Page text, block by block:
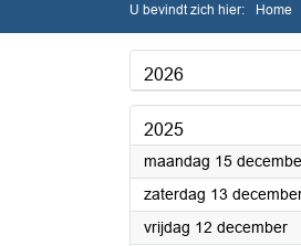
U bevindt zich hier: Home
2026
2025
maandag 15
zaterdag 13
vrijdag 12 december